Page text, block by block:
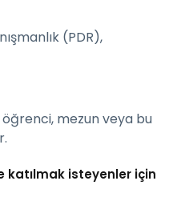
(PDR),
mezun veya bu
katılmak isteyenler için